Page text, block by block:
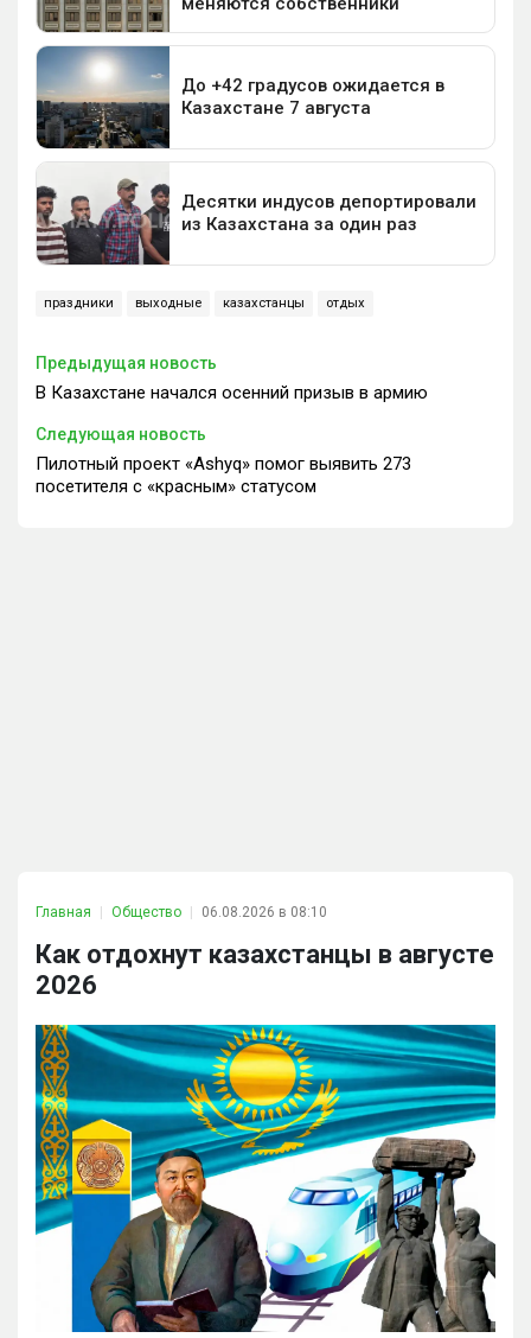
праздники выходные казахстанцы отдых
Предыдущая новость
В Казахстане начался осенний призыв в армию
Следующая новость
Пилотный проект «Ashyq» помог выявить 273
посетителя с «​красным»​ статусом
Главная Общество 06.08.2026 в 08:10
Как отдохнут казахстанцы в августе
2026